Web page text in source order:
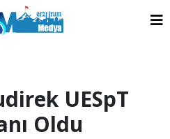
UESpT
Oldu